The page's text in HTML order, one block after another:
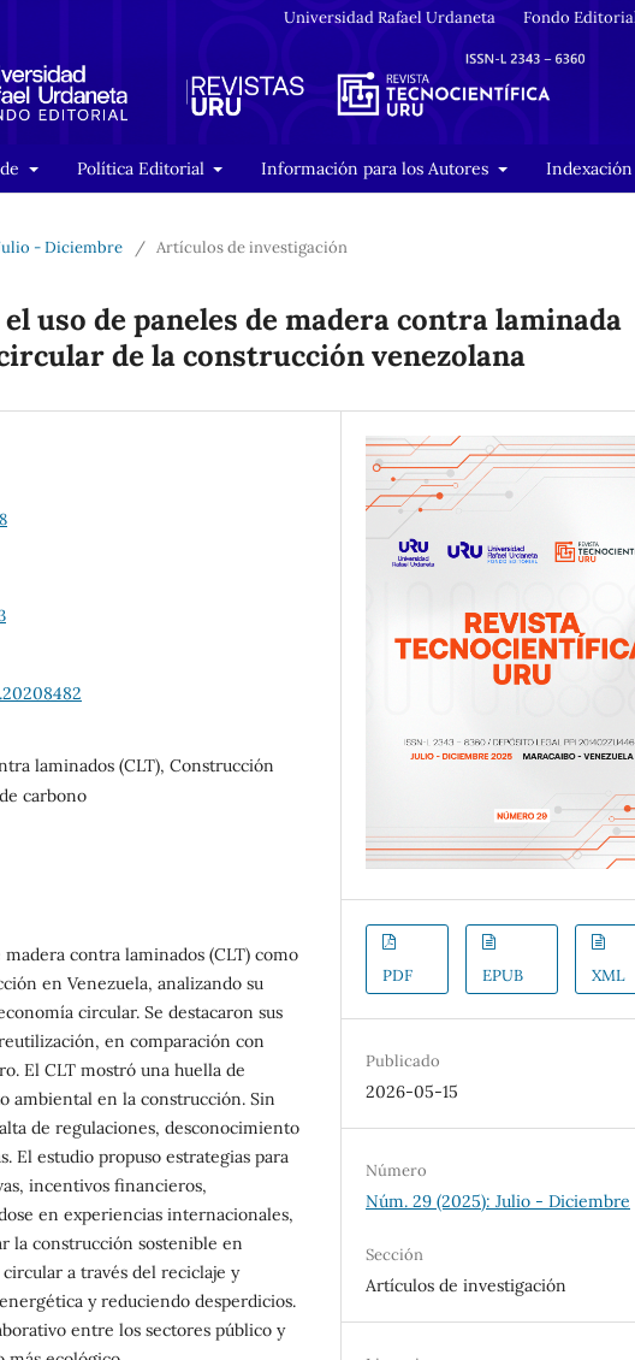
Política Editorial Información para los Autores
Universidad Rafael Urdaneta Fondo
- Diciembre / Artículos de investigación
uso de paneles de madera contra laminada
de la construcción venezolana
laminados (CLT), Construcción
carbono
contra laminados (CLT) como
en Venezuela, analizando su
circular. Se destacaron sus
en comparación con
El CLT mostró una huella de
ambiental en la construcción. Sin
de regulaciones, desconocimiento
El estudio propuso estrategias para
incentivos financieros,
en experiencias internacionales,
la construcción sostenible en
a través del reciclaje y
y reduciendo desperdicios.
entre los sectores público y
PDF EPUB XML
Publicado
2026-05-15
Número
Núm. 29 (2025): Julio - Diciembre
Sección
Artículos de investigación